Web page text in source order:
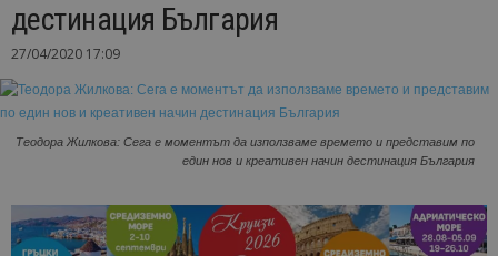
дестинация България
27/04/2020 17:09
Теодора Жилкова: Сега е моментът да използваме времето и представим по
един нов и креативен начин дестинация България